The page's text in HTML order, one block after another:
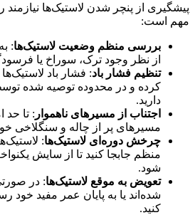
پیشگیری از پنچر شدن لاستیک‌ها نیازمند
مهم است:
بررسی منظم وضعیت لاستیک‌ها:
از نظر وجود ترک، سوراخ یا
تنظیم فشار باد: فشار باد
کرده و در محدوده توصیه شده
دارید.
اجتناب از مسیرهای ناهموار : تا حد
مسیرهای پر از چاله و سنگلاخی
چرخش دوره‌ای لاستیک‌ها:
منظم جابجا کنید تا از سایش
شود.
تعویض به موقع لاستیک‌ها: در
شده‌اند یا به پایان عمر مفید خود
کنید.